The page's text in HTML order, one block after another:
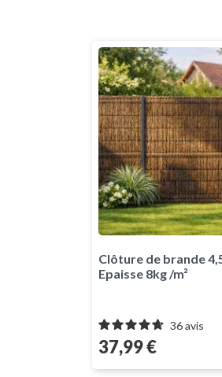
Clôture de brande
Epaisse 8kg /m²
36avis
Prix
37,99 €